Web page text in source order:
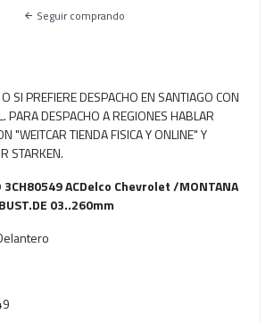
Seguir comprando
SI PREFIERE DESPACHO EN SANTIAGO CON
PARA DESPACHO A REGIONES HABLAR
"WEITCAR TIENDA FISICA Y ONLINE" Y
STARKEN.
3CH80549 ACDelco Chevrolet /MONTANA
03..260mm